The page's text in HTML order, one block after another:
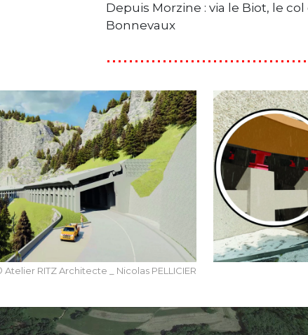
Depuis Morzine : via le Biot, le
Bonnevaux
Atelier RITZ Architecte _ Nicolas PELLICIER